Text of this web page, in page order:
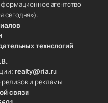
агентство
сегодня»).
технологий
realty@ria.ru
и рекламы
связи